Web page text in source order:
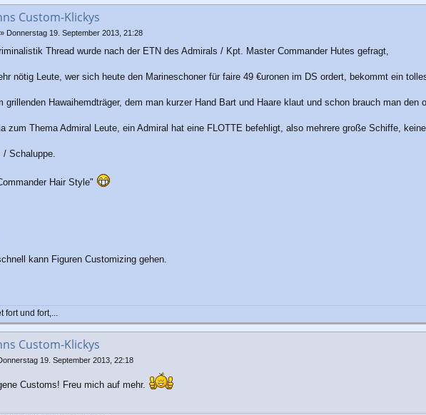
Custom-Klickys
» Donnerstag 19. September 2013, 21:28
Thread wurde nach der ETN des Admirals / Kpt. Master Commander Hutes gefragt,
nötig Leute, wer sich heute den Marineschoner für faire 49 €uronen im DS ordert, bekommt ein
grillenden Hawaihemdträger, dem man kurzer Hand Bart und Haare klaut und schon brauch man den
zum Thema Admiral Leute, ein Admiral hat eine FLOTTE befehligt, also mehrere große Schiffe,
Schaluppe.
Hair Style"
kann Figuren Customizing gehen.
fort und fort,...
Custom-Klickys
19. September 2013, 22:18
Customs! Freu mich auf mehr.